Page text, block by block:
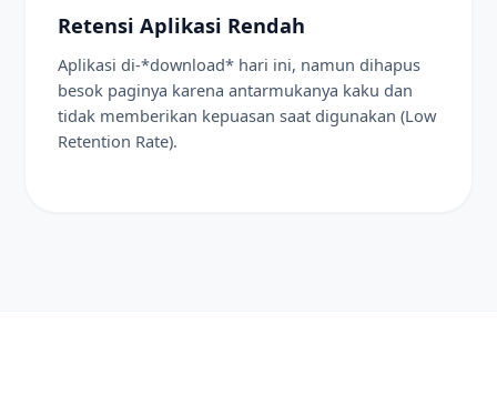
Retensi Aplikasi Rendah
Aplikasi di-*download* hari ini, namun dihapus
besok paginya karena antarmukanya kaku dan
tidak memberikan kepuasan saat digunakan (Low
Retention Rate).